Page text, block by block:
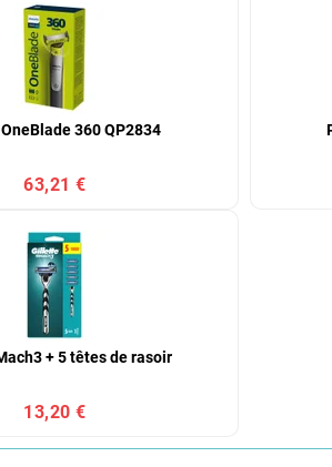
360 QP2834
63,21 €
+ 5 têtes de rasoir
13,20 €